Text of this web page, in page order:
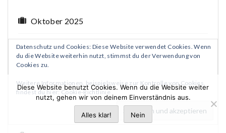
Oktober 2025
Dezember 2023
Oktober 2023
Datenschutz und Cookies: Diese Website verwendet Cookies. Wenn
du die Website weiterhin nutzt, stimmst du der Verwendung von
Cookies zu.
Weitere Informationen, beispielsweise zur Kontrolle von Cookies,
findest du hier:Cookie-Richtlinie
Diese Website benutzt Cookies. Wenn du die Website weiter
nutzt, gehen wir von deinem Einverständnis aus.
Alles klar! Nein